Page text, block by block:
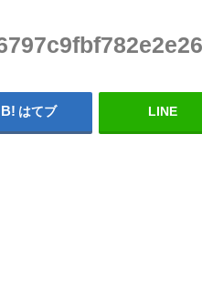
はてブ LINE